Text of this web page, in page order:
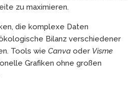
zu maximieren.
die komplexe Daten
Bilanz verschiedener
Tools wie Canva oder Visme
Grafiken ohne großen